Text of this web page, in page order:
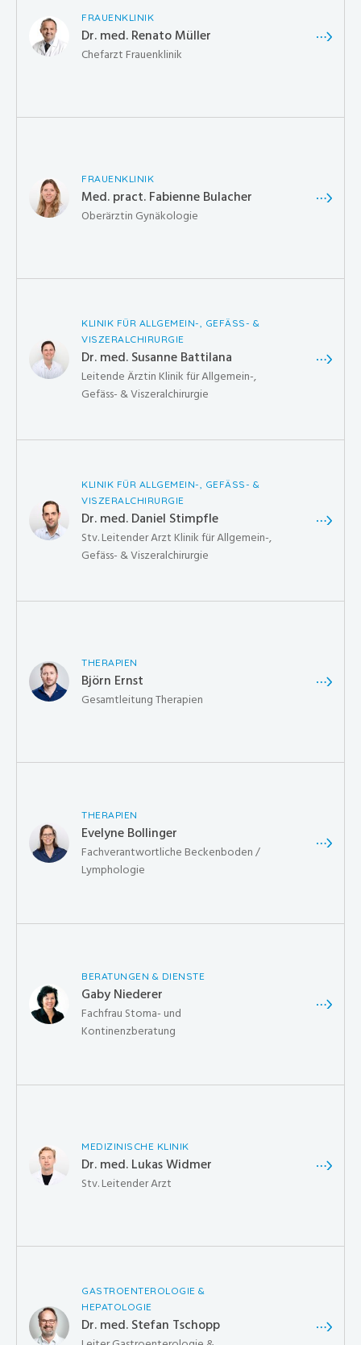
FRAUENKLINIK
Dr. med. Renato Müller
Chefarzt Frauenklinik
FRAUENKLINIK
Med. pract. Fabienne Bulacher
Oberärztin Gynäkologie
KLINIK FÜR ALLGEMEIN-, GEFÄSS- &
VISZERALCHIRURGIE
Dr. med. Susanne Battilana
Leitende Ärztin Klinik für Allgemein-,
Gefäss- & Viszeralchirurgie
KLINIK FÜR ALLGEMEIN-, GEFÄSS- &
VISZERALCHIRURGIE
Dr. med. Daniel Stimpfle
Stv. Leitender Arzt Klinik für Allgemein-,
Gefäss- & Viszeralchirurgie
THERAPIEN
Björn Ernst
Gesamtleitung Therapien
THERAPIEN
Evelyne Bollinger
Fachverantwortliche Beckenboden /
Lymphologie
BERATUNGEN & DIENSTE
Gaby Niederer
Fachfrau Stoma- und
Kontinenzberatung
MEDIZINISCHE KLINIK
Dr. med. Lukas Widmer
Stv. Leitender Arzt
GASTROENTEROLOGIE &
HEPATOLOGIE
Dr. med. Stefan Tschopp